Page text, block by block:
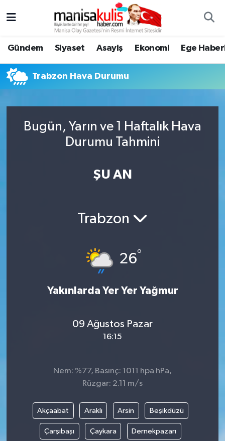
Gündem Siyaset Asayiş Ekonomi Ege
Trabzon Hava Durumu
Bugün, Yarın ve 1 Haftalık Hava
Durumu Tahmini
ŞU AN
Trabzon
26°
Yakınlarda Yer Yer Yağmur
09 Ağustos Pazar
16:15
Nem: %77, Basınç: 1011 hpa hPa,
Rüzgar: 2.11 m/s
Akçaabat Araklı Arsin Beşikdüzü
Çarşıbaşı Çaykara Dernekpazarı
Ege Haberleri
Ekonomi
Yunusemre Hava Durumu
Yunusemre Trafik Yoğunluk Haritası
Tüm Manşetler